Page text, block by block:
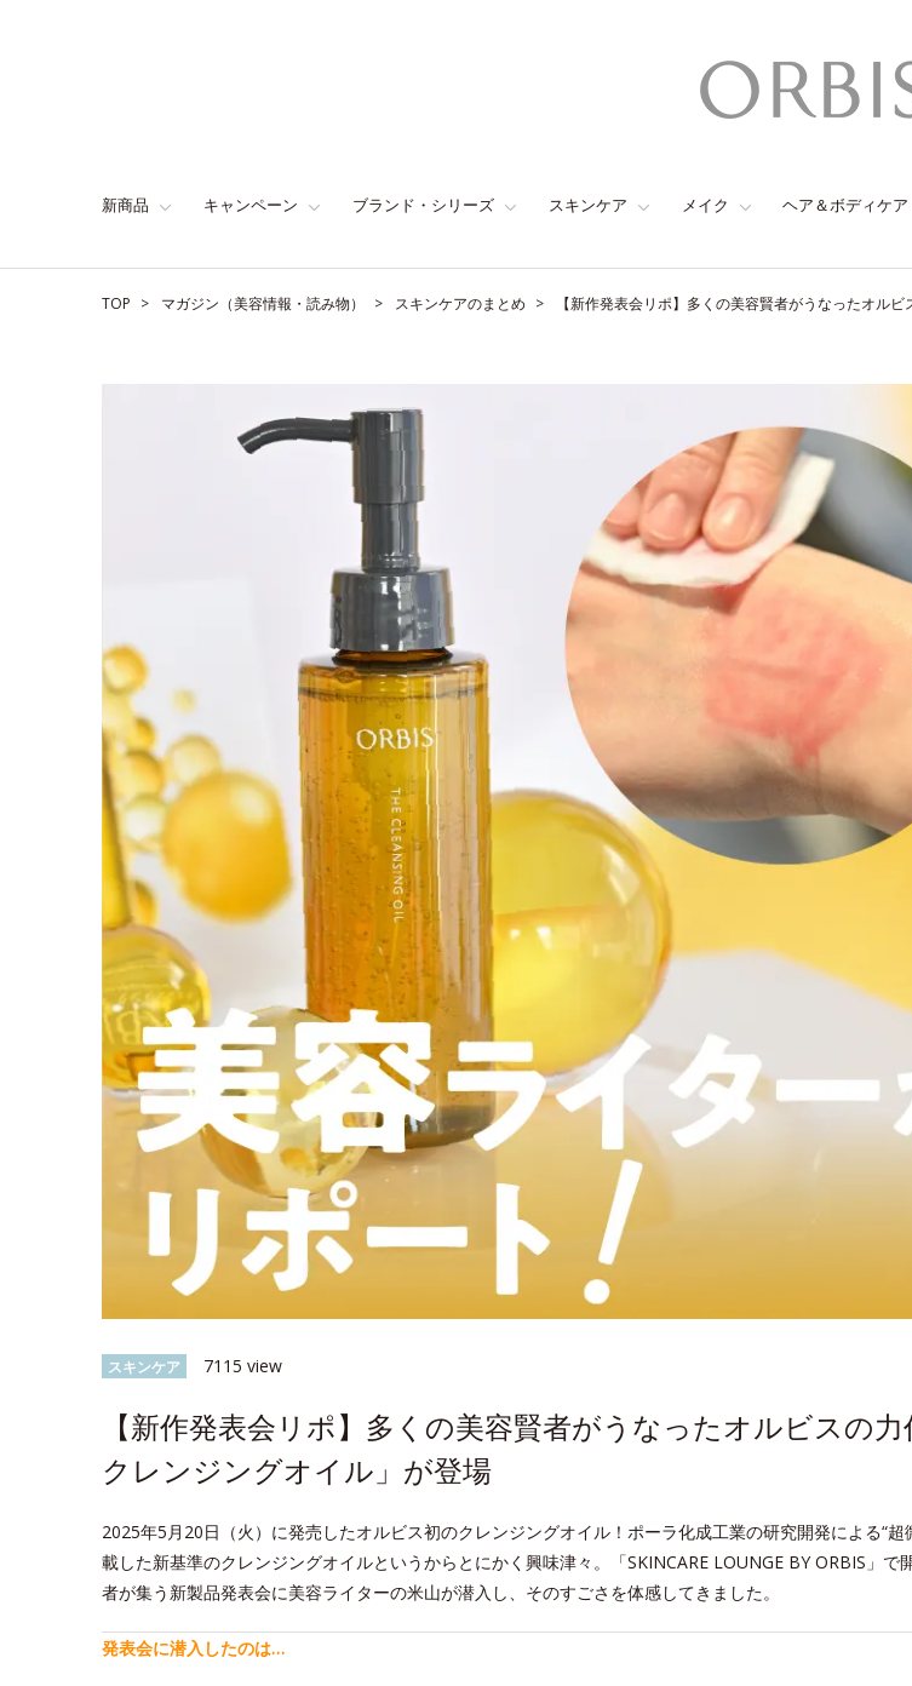
新商品 キャンペーン ブランド・シリーズ スキンケア メイク ヘア＆ボディケア
TOP マガジン（美容情報・読み物） スキンケアのまとめ 【新作発表会リポ】多くの美容賢者がうなったオル
スキンケア 7115 view
【新作発表会リポ】多くの美容賢者がうなったオルビスの
クレンジングオイル」が登場
2025年5月20日（火）に発売したオルビス初のクレンジングオイル！ポーラ化成工業の研究開発による“超
載した新基準のクレンジングオイルというからとにかく興味津々。「SKINCARE LOUNGE BY ORBIS」で
者が集う新製品発表会に美容ライターの米山が潜入し、そのすごさを体感してきました。
発表会に潜入したのは…